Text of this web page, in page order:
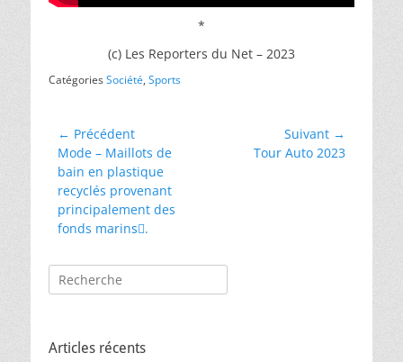
*
(c) Les Reporters du Net – 2023
CatégoriesSociété, Sports
Navigation
de
l’article
← Précédent
Article
précédent :
Mode – Maillots de
bain en plastique
recyclés provenant
principalement des
fonds marinsِ.
Suivant →
Tour Auto 2023
Rechercher :
Articles récents